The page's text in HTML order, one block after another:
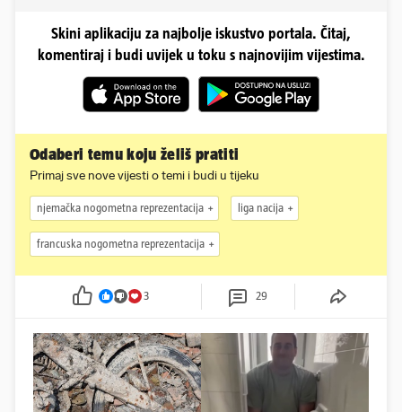
Skini aplikaciju za najbolje iskustvo portala. Čitaj,
komentiraj i budi uvijek u toku s najnovijim vijestima.
Odaberi temu koju želiš pratiti
Primaj sve nove vijesti o temi i budi u tijeku
njemačka nogometna reprezentacija liga nacija
francuska nogometna reprezentacija
3 29